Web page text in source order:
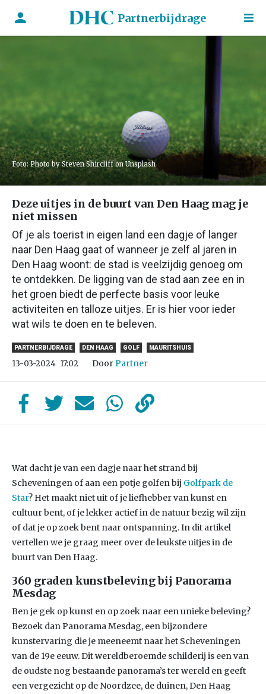
Partnerbijdrage
Foto: Photo by Steven Shircliff on Unsplash
Deze uitjes in de buurt van Den Haag mag je
niet missen
Of je als toerist in eigen land een dagje of langer
naar Den Haag gaat of wanneer je zelf al jaren in
Den Haag woont: de stad is veelzijdig genoeg om
te ontdekken. De ligging van de stad aan zee en in
het groen biedt de perfecte basis voor leuke
activiteiten en talloze uitjes. Er is hier voor ieder
wat wils te doen en te beleven.
PARTNERBIJDRAGE DEN HAAG GOLF MAURITSHUIS
13-03-2024 17:02 DoorPartner
Wat dacht je van een dagje naar het strand bij
Scheveningen of aan een potje golfen bij Golfpark de
Star? Het maakt niet uit of je liefhebber van kunst en
cultuur bent, of je lekker actief in de natuur bezig wil zijn
of dat je op zoek bent naar ontspanning. In dit artikel
vertellen we je graag meer over de leukste uitjes in de
buurt van Den Haag.
360 graden kunstbeleving bij Panorama
Mesdag
Ben je gek op kunst en op zoek naar een unieke beleving?
Bezoek dan Panorama Mesdag, een bijzondere
kunstervaring die je meeneemt naar het Scheveningen
van de 19e eeuw. Dit wereldberoemde schilderij is een van
de oudste nog bestaande panorama’s ter wereld en geeft
een vergezicht op de Noordzee, de duinen, Den Haag